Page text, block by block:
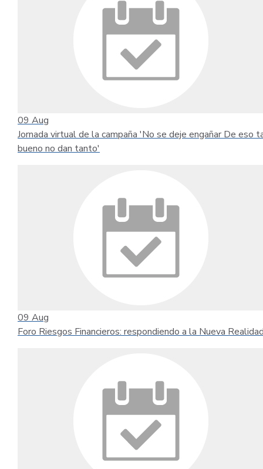
09 Aug
Jornada virtual de la campaña 'No se deje engañar De eso
bueno no dan tanto'
09 Aug
Foro Riesgos Financieros: respondiendo a la Nueva